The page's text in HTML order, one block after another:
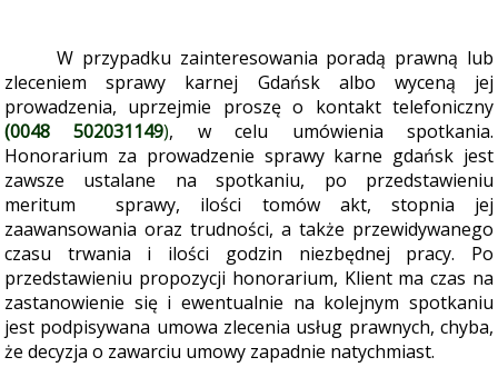
W przypadku zainteresowania poradą prawną lub
zleceniem sprawy karnej Gdańsk albo wyceną jej
prowadzenia, uprzejmie proszę o kontakt telefoniczny
(0048 502031149), w celu umówienia spotkania.
Honorarium za prowadzenie sprawy karne gdańsk jest
zawsze ustalane na spotkaniu, po przedstawieniu
meritum sprawy, ilości tomów akt, stopnia jej
zaawansowania oraz trudności, a także przewidywanego
czasu trwania i ilości godzin niezbędnej pracy. Po
przedstawieniu propozycji honorarium, Klient ma czas na
zastanowienie się i ewentualnie na kolejnym spotkaniu
jest podpisywana umowa zlecenia usług prawnych, chyba,
że decyzja o zawarciu umowy zapadnie natychmiast.